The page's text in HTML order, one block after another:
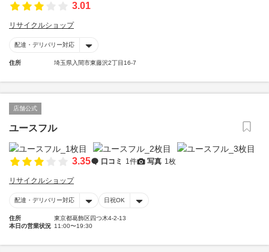
3.01
リサイクルショップ
配達・デリバリー対応
住所 埼玉県入間市東藤沢2丁目16-7
店舗公式
ユースフル
3.35 口コミ 1件 写真 1枚
リサイクルショップ
配達・デリバリー対応 日祝OK
住所
東京都葛飾区四つ木4-2-13
本日の営業状況 11:00〜19:30